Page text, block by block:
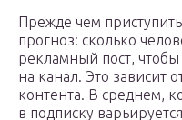
Прежде чем
прогноз: сколько
рекламный пост,
на канал. Это зависит
контента. В среднем,
в подписку